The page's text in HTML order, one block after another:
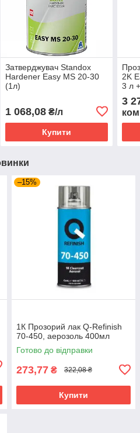
Затверджувач Standox
Hardener Easy MS 20-30
(1л)
1 068,08₴/л
Купити
2K
3 л
3
–15%
1К Прозорий лак Q-Refinish
70-450, аерозоль 400мл
Готово до відправки
273,77 ₴ 322,08 ₴
Купити